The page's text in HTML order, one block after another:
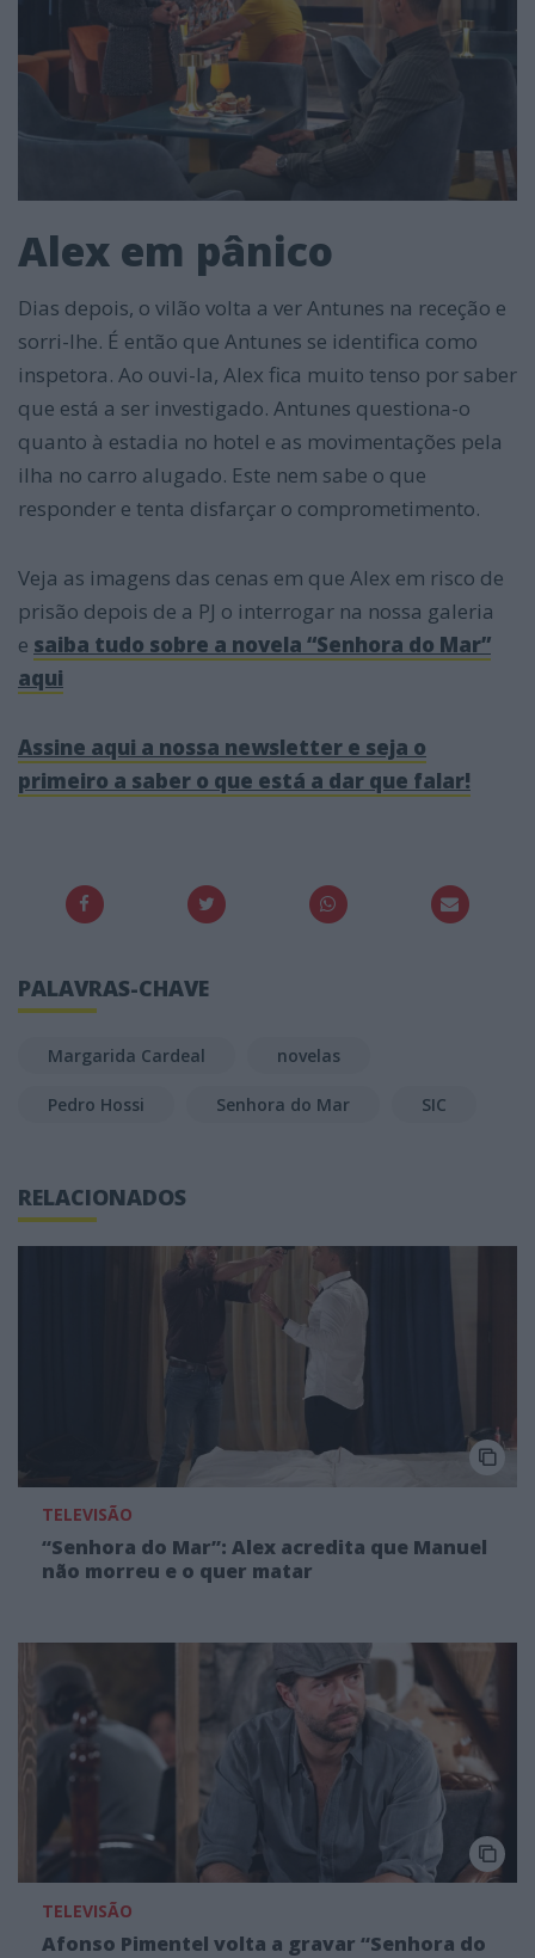
Alex em pânico
Dias depois, o vilão volta a ver Antunes na receção e
sorri-lhe. É então que Antunes se identifica como
inspetora. Ao ouvi-la, Alex fica muito tenso por saber
que está a ser investigado. Antunes questiona-o
quanto à estadia no hotel e as movimentações pela
ilha no carro alugado. Este nem sabe o que
responder e tenta disfarçar o comprometimento.
Veja as imagens das cenas em que Alex em risco de
prisão depois de a PJ o interrogar na nossa galeria
e saiba tudo sobre a novela “Senhora do Mar”
aqui
Assine aqui a nossa newsletter e seja o
primeiro a saber o que está a dar que falar!
PALAVRAS-CHAVE
Margarida Cardeal novelas
Pedro Hossi Senhora do Mar SIC
RELACIONADOS
TELEVISÃO
“Senhora do Mar”: Alex acredita que Manuel
não morreu e o quer matar
TELEVISÃO
Afonso Pimentel volta a gravar “Senhora do